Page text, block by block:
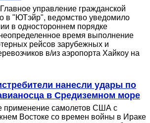
управление гражданской
в "ЮТэйр", ведомство уведомило
в одностороннем порядке
время выполнение
рейсов зарубежных и
в/из аэропорта Хайкоу на
нанесли удары по
в Средиземном море
применение самолетов США с
Востоке со времен войны в Ираке